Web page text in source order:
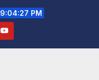
9:04:28 PM